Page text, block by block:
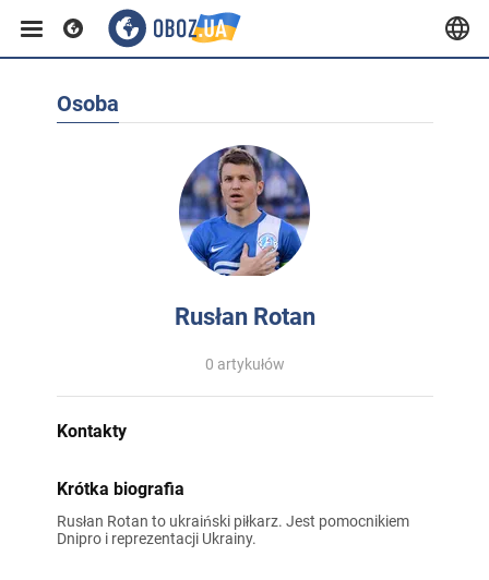
Osoba
Rusłan Rotan
0 artykułów
Kontakty
Krótka biografia
Rusłan Rotan to ukraiński piłkarz. Jest pomocnikiem
Dnipro i reprezentacji Ukrainy.